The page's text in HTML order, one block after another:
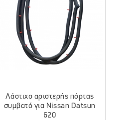
Λάστιχο αριστερής πόρτας
συμβατό για Nissan Datsun
620